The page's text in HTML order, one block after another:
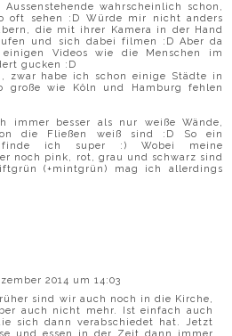
wahrscheinlich schon,
oft sehen :D Würde mir nicht anders
die mit ihrer Kamera in der Hand
und sich dabei filmen :D Aber da
Videos wie die Menschen im
gucken :D
zwar habe ich schon einige Städte in
große wie Köln und Hamburg fehlen
immer besser als nur weiße Wände,
die Fließen weiß sind :D So ein
finde ich super :) Wobei meine
noch pink, rot, grau und schwarz sind
(+mintgrün) mag ich allerdings
2014 um 14:03
sind wir auch noch in die Kirche,
auch nicht mehr. Ist einfach auch
sich dann verabschiedet hat. Jetzt